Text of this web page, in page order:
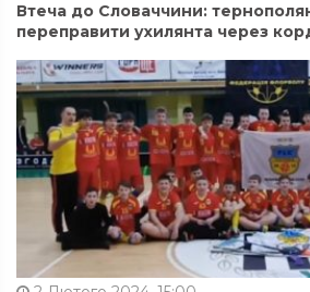
Втеча до Словаччини:
переправити ухилянта через